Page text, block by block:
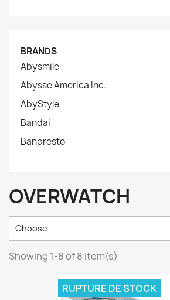
BRANDS
Abysmile
Abysse America Inc.
AbyStyle
Bandai
Banpresto
OVERWATCH
Choose
Showing 1-8 of 8 item(s)
RUPTURE DE STOCK